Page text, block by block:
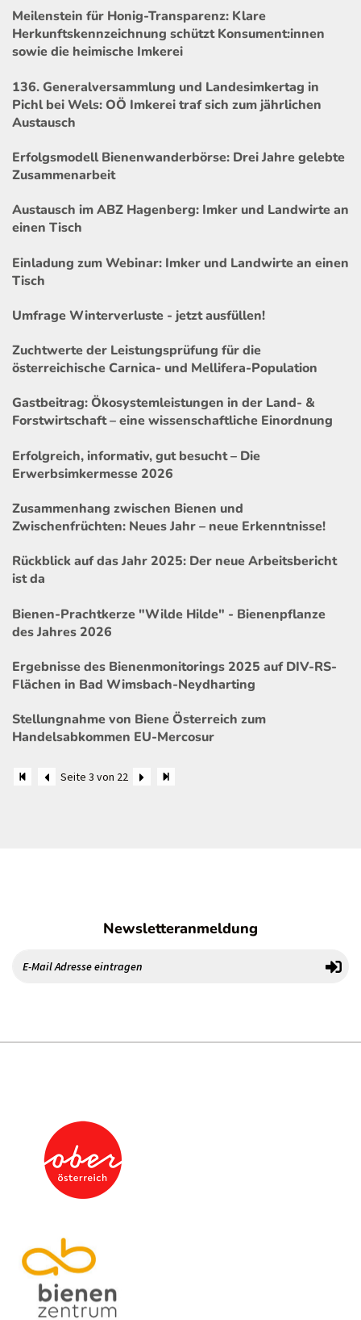
Meilenstein für Honig-Transparenz: Klare
Herkunftskennzeichnung schützt Konsument:innen
sowie die heimische Imkerei
136. Generalversammlung und Landesimkertag in
Pichl bei Wels: OÖ Imkerei traf sich zum jährlichen
Austausch
Erfolgsmodell Bienenwanderbörse: Drei Jahre gelebte
Zusammenarbeit
Austausch im ABZ Hagenberg: Imker und Landwirte an
einen Tisch
Einladung zum Webinar: Imker und Landwirte an einen
Tisch
Umfrage Winterverluste - jetzt ausfüllen!
Zuchtwerte der Leistungsprüfung für die
österreichische Carnica- und Mellifera-Population
Gastbeitrag: Ökosystemleistungen in der Land- &
Forstwirtschaft – eine wissenschaftliche Einordnung
Erfolgreich, informativ, gut besucht – Die
Erwerbsimkermesse 2026
Zusammenhang zwischen Bienen und
Zwischenfrüchten: Neues Jahr – neue Erkenntnisse!
Rückblick auf das Jahr 2025: Der neue Arbeitsbericht
ist da
Bienen-Prachtkerze "Wilde Hilde" - Bienenpflanze
des Jahres 2026
Ergebnisse des Bienenmonitorings 2025 auf DIV-RS-
Flächen in Bad Wimsbach-Neydharting
Stellungnahme von Biene Österreich zum
Handelsabkommen EU-Mercosur
Seite 3 von 22
Newsletteranmeldung